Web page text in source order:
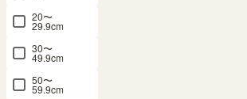
20〜
29.9cm
30〜
49.9cm
50〜
59.9cm
幅175.8 × 奥行43.5 × 高さ33.2（cm）
アトモナ ：AMN-3518SD-NA
メルマガ or LINE登録で5%OFFクーポン進呈中！